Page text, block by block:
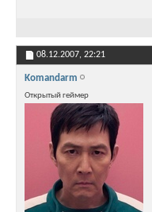
08.12.2007, 22:21
Komandarm
Открытый геймер